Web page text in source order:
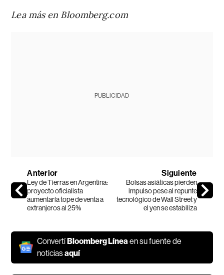
Lea más en Bloomberg.com
PUBLICIDAD
Anterior
Ley de Tierras en Argentina:
proyecto oficialista
aumentaría tope de venta a
extranjeros al 25%
Siguiente
Bolsas asiáticas pierden
impulso pese al repunte
tecnológico de Wall Street y
el yen se estabiliza
ConvertíBloomberg Línea en su fuente de
noticiasaquí